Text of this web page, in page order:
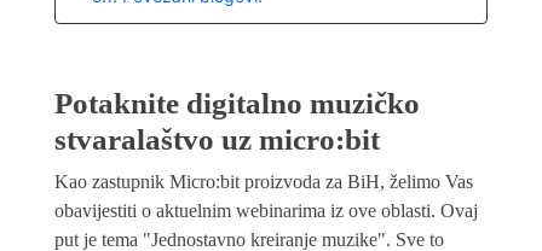
Potaknite digitalno muzičko
stvaralaštvo uz micro:bit
Kao zastupnik Micro:bit proizvoda za BiH, želimo Vas
obavijestiti o aktuelnim webinarima iz ove oblasti. Ovaj
put je tema "Jednostavno kreiranje muzike". Sve to